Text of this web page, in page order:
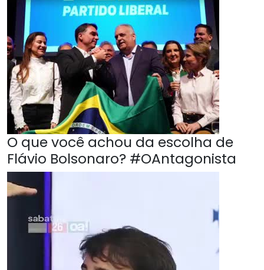
O que você achou da escolha de
Flávio Bolsonaro? #OAntagonista